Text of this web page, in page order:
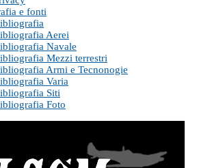
e fonti
Aerei
Navale
Mezzi terrestri
Armi e Tecnonogie
Varia
Siti
Foto